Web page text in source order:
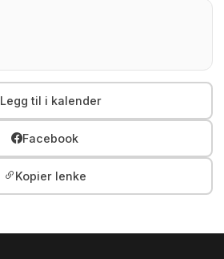
Legg til i kalender
Facebook
Kopier lenke